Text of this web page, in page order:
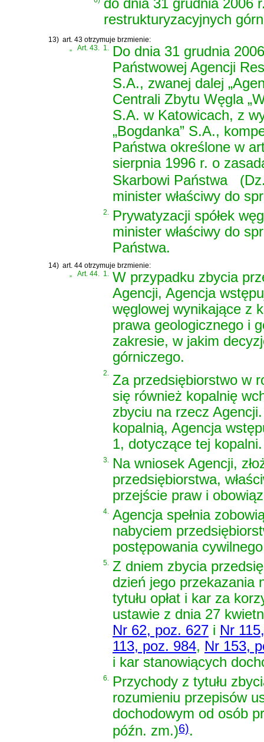
do dnia 31 grudnia 2006
restrukturyzacyjnych
13) art. 43 otrzymuje brzmienie:
„
Art. 43. 1. Do dnia 31 grudnia
Państwowej Agencji
S.A., zwanej dalej
Centrali Zbytu Węgla
S.A. w Katowicach, z
„Bogdanka” S.A.,
Państwa określone w
sierpnia 1996 r. o
Skarbowi Państwa
minister właściwy do
2. Prywatyzacji spółek
minister właściwy do
Państwa.
14) art. 44 otrzymuje brzmienie:
„
Art. 44. 1. W przypadku zbycia
Agencji, Agencja
węglowej wynikające z
prawa geologicznego i
zakresie, w jakim
górniczego.
2. Za przedsiębiorstwo w
się również kopalnię
zbyciu na rzecz
kopalnią, Agencja
1, dotyczące tej kopalni.
3.
Na wniosek Agencji,
przedsiębiorstwa,
przejście praw i
4. Agencja spełnia
nabyciem
postępowania cywilnego
5. Z dniem zbycia
dzień jego przekazania
tytułu opłat i kar za
ustawie z dnia 27
Nr 62, poz. 627 i Nr
113, poz. 984, Nr 153,
i kar stanowiących
6.
Przychody z tytułu
rozumieniu przepisów
dochodowym od osób
późn. zm.)6).